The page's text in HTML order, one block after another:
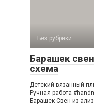
Без рубрики
Барашек
схема
Детский вязанный
Ручная работа
Барашек Свен из